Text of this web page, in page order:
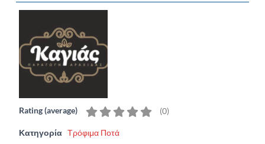
Rating (average) (0)
Κατηγορία Τρόφιμα Ποτά